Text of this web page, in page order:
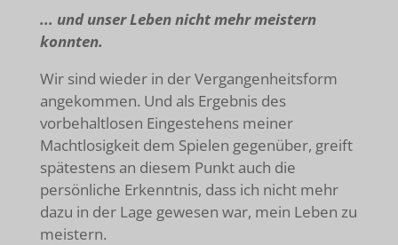
... und unser Leben nicht mehr meistern
konnten.
Wir sind wieder in der Vergangenheitsform
angekommen. Und als Ergebnis des
vorbehaltlosen Eingestehens meiner
Machtlosigkeit dem Spielen gegenüber, greift
spätestens an diesem Punkt auch die
persönliche Erkenntnis, dass ich nicht mehr
dazu in der Lage gewesen war, mein Leben zu
meistern.